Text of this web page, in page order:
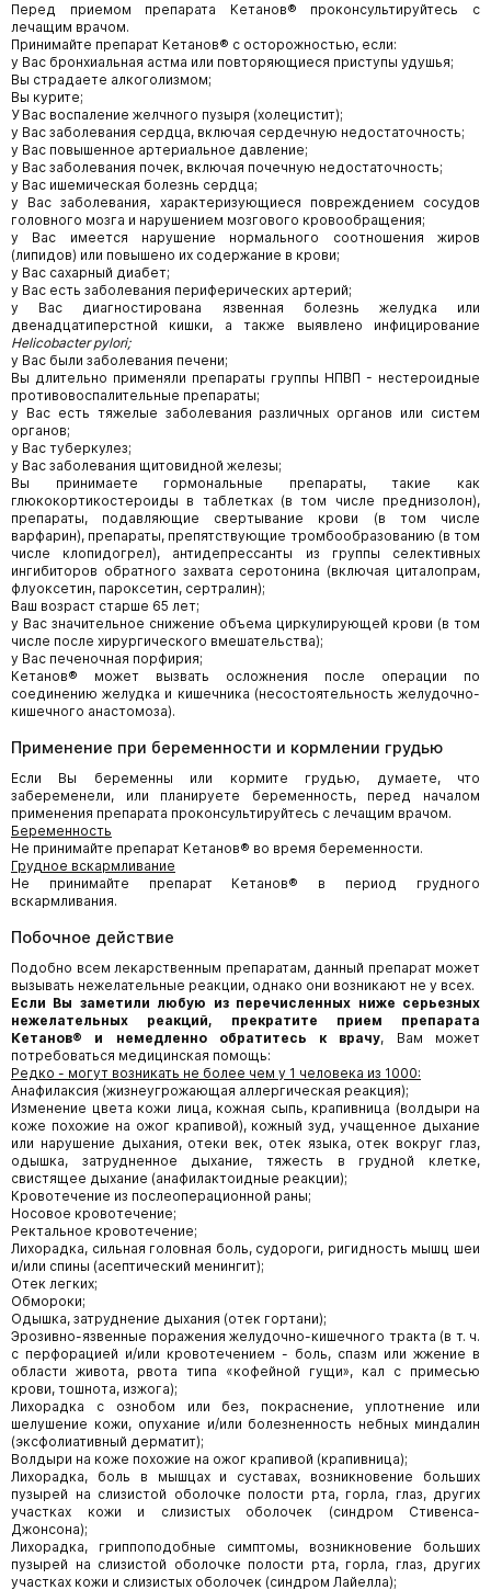
Перед приемом препарата Кетанов® проконсультируйтесь с
лечащим врачом.
Принимайте препарат Кетанов® с осторожностью, если:
у Вас бронхиальная астма или повторяющиеся приступы удушья;
Вы страдаете алкоголизмом;
Вы курите;
У Вас воспаление желчного пузыря (холецистит);
у Вас заболевания сердца, включая сердечную недостаточность;
у Вас повышенное артериальное давление;
у Вас заболевания почек, включая почечную недостаточность;
у Вас ишемическая болезнь сердца;
у Вас заболевания, характеризующиеся повреждением сосудов
головного мозга и нарушением мозгового кровообращения;
у Вас имеется нарушение нормального соотношения жиров
(липидов) или повышено их содержание в крови;
у Вас сахарный диабет;
у Вас есть заболевания периферических артерий;
у Вас диагностирована язвенная болезнь желудка или
двенадцатиперстной кишки, а также выявлено инфицирование
Helicobacterpylori;
у Вас были заболевания печени;
Вы длительно применяли препараты группы НПВП - нестероидные
противовоспалительные препараты;
у Вас есть тяжелые заболевания различных органов или систем
органов;
у Вас туберкулез;
у Вас заболевания щитовидной железы;
Вы принимаете гормональные препараты, такие как
глюкокортикостероиды в таблетках (в том числе преднизолон),
препараты, подавляющие свертывание крови (в том числе
варфарин), препараты, препятствующие тромбообразованию (в том
числе клопидогрел), антидепрессанты из группы селективных
ингибиторов обратного захвата серотонина (включая циталопрам,
флуоксетин, пароксетин, сертралин);
Ваш возраст старше 65 лет;
у Вас значительное снижение объема циркулирующей крови (в том
числе после хирургического вмешательства);
у Вас печеночная порфирия;
Кетанов® может вызвать осложнения после операции по
соединению желудка и кишечника (несостоятельность желудочно-
кишечного анастомоза).
Применение при беременности и кормлении грудью
Если Вы беременны или кормите грудью, думаете, что
забеременели, или планируете беременность, перед началом
применения препарата проконсультируйтесь с лечащим врачом.
Беременность
Не принимайте препарат Кетанов® во время беременности.
Грудное вскармливание
Не принимайте препарат Кетанов® в период грудного
вскармливания.
Побочное действие
Подобно всем лекарственным препаратам, данный препарат может
вызывать нежелательные реакции, однако они возникают не у всех.
Если Вы заметили любую из перечисленных ниже серьезных
нежелательных реакций, прекратите прием препарата
Кетанов® и немедленно обратитесь к врачу, Вам может
потребоваться медицинская помощь:
Редко - могут возникать не более чем у 1 человека из 1000:
Анафилаксия (жизнеугрожающая аллергическая реакция);
Изменение цвета кожи лица, кожная сыпь, крапивница (волдыри на
коже похожие на ожог крапивой), кожный зуд, учащенное дыхание
или нарушение дыхания, отеки век, отек языка, отек вокруг глаз,
одышка, затрудненное дыхание, тяжесть в грудной клетке,
свистящее дыхание (анафилактоидные реакции);
Кровотечение из послеоперационной раны;
Носовое кровотечение;
Ректальное кровотечение;
Лихорадка, сильная головная боль, судороги, ригидность мышц шеи
и/или спины (асептический менингит);
Отек легких;
Обмороки;
Одышка, затруднение дыхания (отек гортани);
Эрозивно-язвенные поражения желудочно-кишечного тракта (в т. ч.
с перфорацией и/или кровотечением - боль, спазм или жжение в
области живота, рвота типа «кофейной гущи», кал с примесью
крови, тошнота, изжога);
Лихорадка с ознобом или без, покраснение, уплотнение или
шелушение кожи, опухание и/или болезненность небных миндалин
(эксфолиативный дерматит);
Волдыри на коже похожие на ожог крапивой (крапивница);
Лихорадка, боль в мышцах и суставах, возникновение больших
пузырей на слизистой оболочке полости рта, горла, глаз, других
участках кожи и слизистых оболочек (синдром Стивенса-
Джонсона);
Лихорадка, гриппоподобные симптомы, возникновение больших
пузырей на слизистой оболочке полости рта, горла, глаз, других
участках кожи и слизистых оболочек (синдром Лайелла);